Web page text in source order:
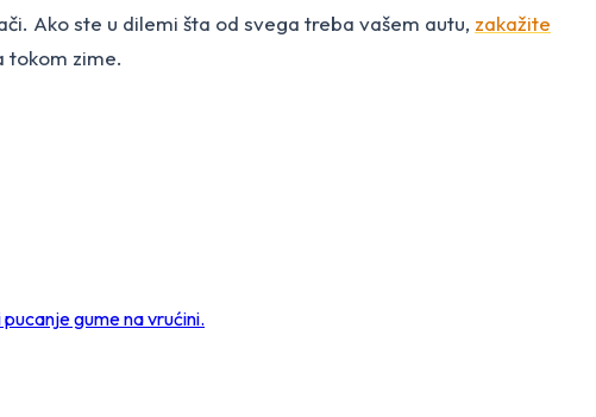
Ako ste u dilemi šta od svega treba vašem autu, zakažite
tokom zime.
gume na vrućini.